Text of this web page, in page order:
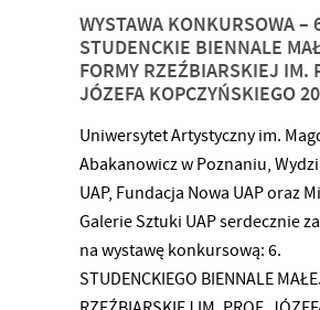
WYSTAWA KONKURSOWA –
STUDENCKIE BIENNALE
FORMY RZEŹBIARSKIEJ IM.
JÓZEFA KOPCZYŃSKIEGO
Uniwersytet Artystyczny im.
Abakanowicz w Poznaniu,
UAP, Fundacja Nowa UAP oraz
Galerie Sztuki UAP serdecznie
na wystawę konkursową: 6.
STUDENCKIEGO BIENNALE